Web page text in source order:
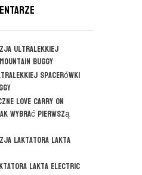
ultralekkiej
Buggy
spacerówki
Love Carryon
jak wybrać pierwszą
laktatora Lakta
Lakta Electric